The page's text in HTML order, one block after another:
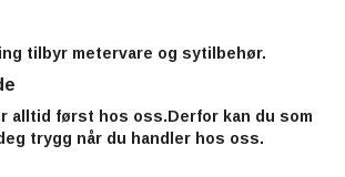
tilbyr metervare og sytilbehør.
alltid først hos oss.Derfor kan du som
trygg når du handler hos oss.